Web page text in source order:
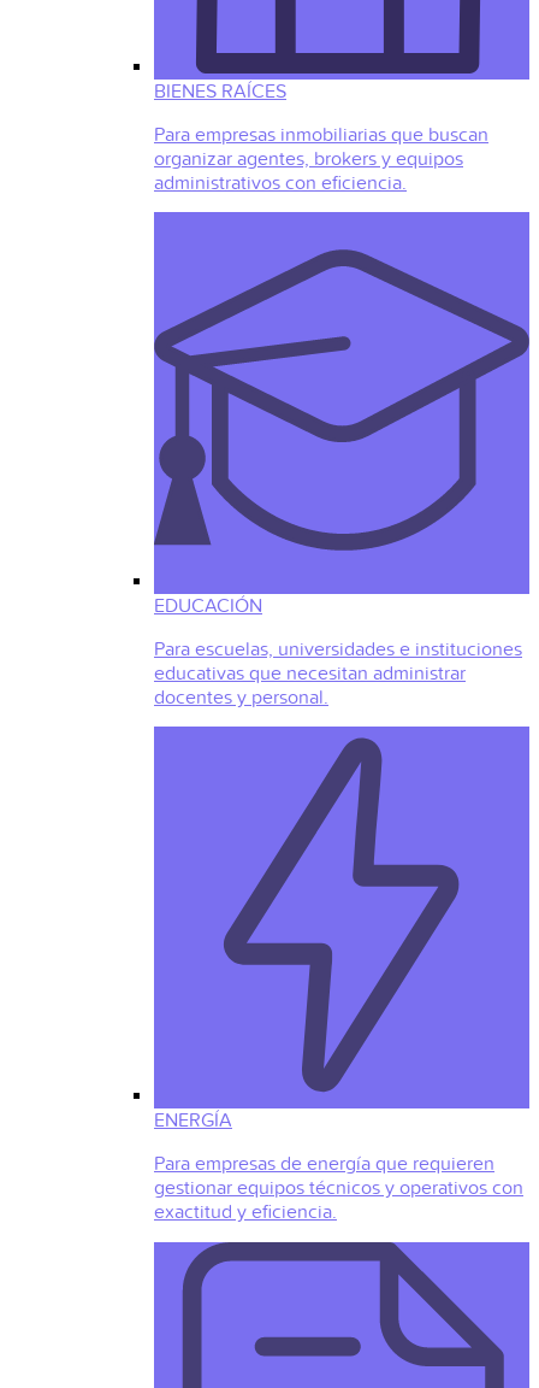
BIENES RAÍCES
Para empresas inmobiliarias que buscan
organizar agentes, brokers y equipos
administrativos con eficiencia.
EDUCACIÓN
Para escuelas, universidades e instituciones
educativas que necesitan administrar
docentes y personal.
ENERGÍA
Para empresas de energía que requieren
gestionar equipos técnicos y operativos con
exactitud y eficiencia.